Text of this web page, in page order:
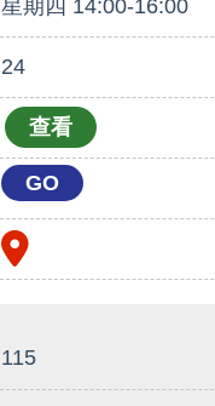
星期四 14:00-16:00
24
GO
115